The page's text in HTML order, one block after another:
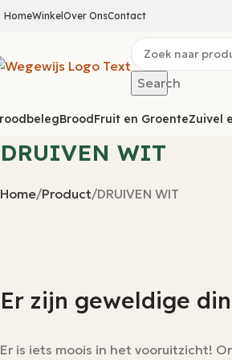
HomeWinkel Over OnsContact
Search
BroodFruit en GroenteZuivel
DRUIVEN WIT
Home Product DRUIVEN WIT
Er zijn geweldige
Er is iets moois in het vooruitzicht!